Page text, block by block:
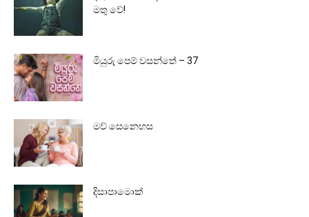
මතු වේ!
මියුරු පෙම් වසන්තේ – 37
මව් සෙනෙහස
දිසාපාමොක්